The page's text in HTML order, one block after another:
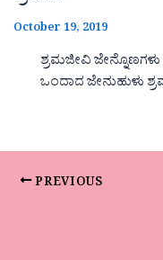
October 19, 2019
ಶ್ರಮಜೀವಿ
ಒಂದಾದ ಜೇನುಹುಳು
PREVIOUS